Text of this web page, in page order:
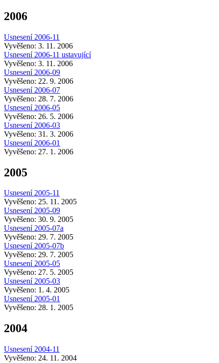
2006
Usnesení 2006-11
Vyvěšeno: 3. 11. 2006
Usnesení 2006-11 ustavující
Vyvěšeno: 3. 11. 2006
Usnesení 2006-09
Vyvěšeno: 22. 9. 2006
Usnesení 2006-07
Vyvěšeno: 28. 7. 2006
Usnesení 2006-05
Vyvěšeno: 26. 5. 2006
Usnesení 2006-03
Vyvěšeno: 31. 3. 2006
Usnesení 2006-01
Vyvěšeno: 27. 1. 2006
2005
Usnesení 2005-11
Vyvěšeno: 25. 11. 2005
Usnesení 2005-09
Vyvěšeno: 30. 9. 2005
Usnesení 2005-07a
Vyvěšeno: 29. 7. 2005
Usnesení 2005-07b
Vyvěšeno: 29. 7. 2005
Usnesení 2005-05
Vyvěšeno: 27. 5. 2005
Usnesení 2005-03
Vyvěšeno: 1. 4. 2005
Usnesení 2005-01
Vyvěšeno: 28. 1. 2005
2004
Usnesení 2004-11
Vyvěšeno: 24. 11. 2004